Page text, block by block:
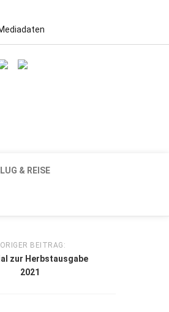
& REISE
BEITRAG:
zur Herbstausgabe
2021